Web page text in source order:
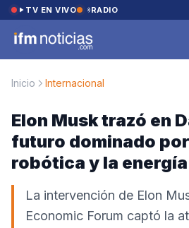
Saltar al contenido
TV EN VIVO RADIO
Inicio Internacional
Elon Musk trazó en
futuro dominado
robótica y la
La intervención de Elon
Economic Forum captó la